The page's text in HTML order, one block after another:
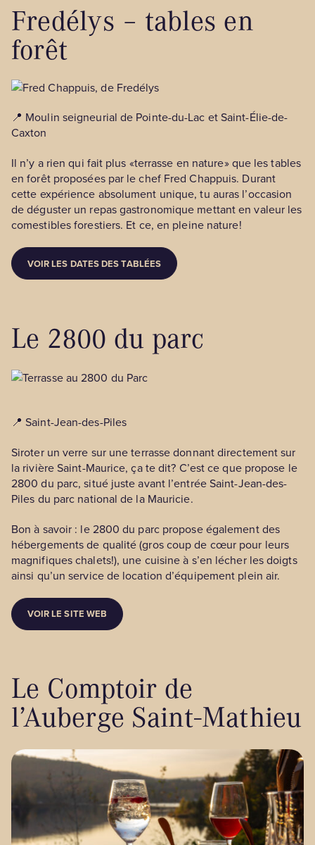
Fredélys – tables en
forêt
📍 Moulin seigneurial de Pointe-du-Lac et Saint-Élie-de-
Caxton
Il n’y a rien qui fait plus «terrasse en nature» que les tables
en forêt proposées par le chef Fred Chappuis. Durant
cette expérience absolument unique, tu auras l’occasion
de déguster un repas gastronomique mettant en valeur les
comestibles forestiers. Et ce, en pleine nature!
VOIR LES DATES DES TABLÉES
Le 2800 du parc
📍 Saint-Jean-des-Piles
Siroter un verre sur une terrasse donnant directement sur
la rivière Saint-Maurice, ça te dit? C’est ce que propose le
2800 du parc, situé juste avant l’entrée Saint-Jean-des-
Piles du parc national de la Mauricie.
Bon à savoir : le 2800 du parc propose également des
hébergements de qualité (gros coup de cœur pour leurs
magnifiques chalets!), une cuisine à s’en lécher les doigts
ainsi qu’un service de location d’équipement plein air.
VOIR LE SITE WEB
Le Comptoir de
l’Auberge Saint-Mathieu